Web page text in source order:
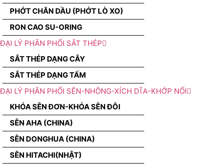
PHỚT CHĂN DẦU (PHỚT LÒ XO)
RON CAO SU-ORING
ĐẠI LÝ PHÂN PHỐI SẮT THÉP
SẮT THÉP DẠNG CÂY
SẮT THÉP DẠNG TẤM
ĐẠI LÝ PHÂN PHỐI SÊN-NHÔNG-XÍCH DĨA-KHỚP NỐI
KHÓA SÊN ĐƠN-KHÓA SÊN ĐÔI
SÊN AHA (CHINA)
SÊN DONGHUA (CHINA)
SÊN HITACHI(NHẬT)